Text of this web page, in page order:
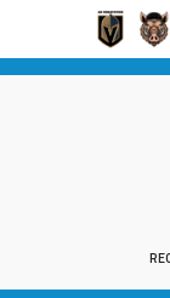
Skip